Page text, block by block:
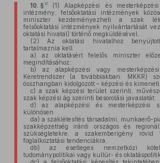
10. § 17 (1) Alapképzési és
intézmény, felsőoktatási intézmények
miniszter kezdeményezheti a szak
felsőoktatási intézmények nyilvántartását
oktatási hivatal) történő megküldésével.
(2) Az oktatási hivatalhoz
tartalmaznia kell
a) az oktatásért felelős miniszter
megindításához;
b) az alapképzési vagy
Keretrendszer (a továbbiakban: MKKR)
összhangban kidolgozott – képzési és
c) a szak képzési terület szerinti,
szak képzési ág szerinti besorolási javaslatát;
d) az alapképzési és mesterképzési
különösen
da) a szaklétesítés társadalmi, munkaerő-
szakképzettség iránti országos és
szükségletekre, a szakemberigény
foglalkoztatási tendenciákra,
db) az esetleges nemzetközi
tudománypolitikai vagy kultúr- és